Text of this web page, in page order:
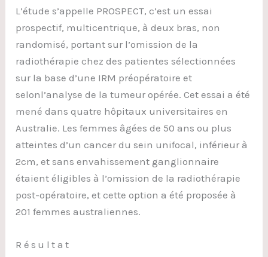
L’étude s’appelle PROSPECT, c’est un essai
prospectif, multicentrique, à deux bras, non
randomisé, portant sur l’omission de la
radiothérapie chez des patientes sélectionnées
sur la base d’une IRM préopératoire et
selonl’analyse de la tumeur opérée. Cet essai a été
mené dans quatre hôpitaux universitaires en
Australie. Les femmes âgées de 50 ans ou plus
atteintes d’un cancer du sein unifocal, inférieur à
2cm, et sans envahissement ganglionnaire
étaient éligibles à l’omission de la radiothérapie
post-opératoire, et cette option a été proposée à
201 femmes australiennes.
Résultat